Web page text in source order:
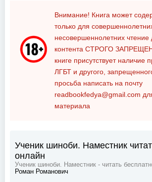
Внимание! Книга может
только для
несовершеннолетних чтение
контента СТРОГО
книге присутствует наличие
ЛГБТ и другого,
просьба написать на почту
readbookfedya@gmail.com
материала
Ученик шиноби. Наместник
онлайн
Ученик шиноби. Наместник - читать
Роман Романович